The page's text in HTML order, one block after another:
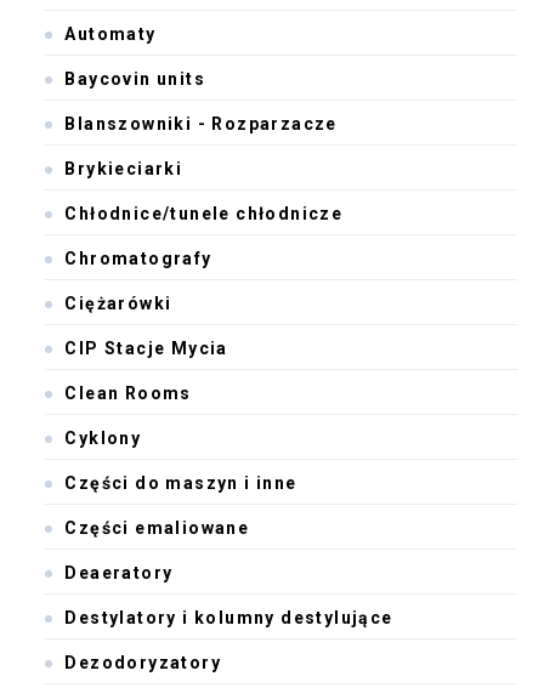
Automaty
Baycovin units
Blanszowniki - Rozparzacze
Brykieciarki
Chłodnice/tunele chłodnicze
Chromatografy
Ciężarówki
CIP Stacje Mycia
Clean Rooms
Cyklony
Części do maszyn i inne
Części emaliowane
Deaeratory
Destylatory i kolumny destylujące
Dezodoryzatory